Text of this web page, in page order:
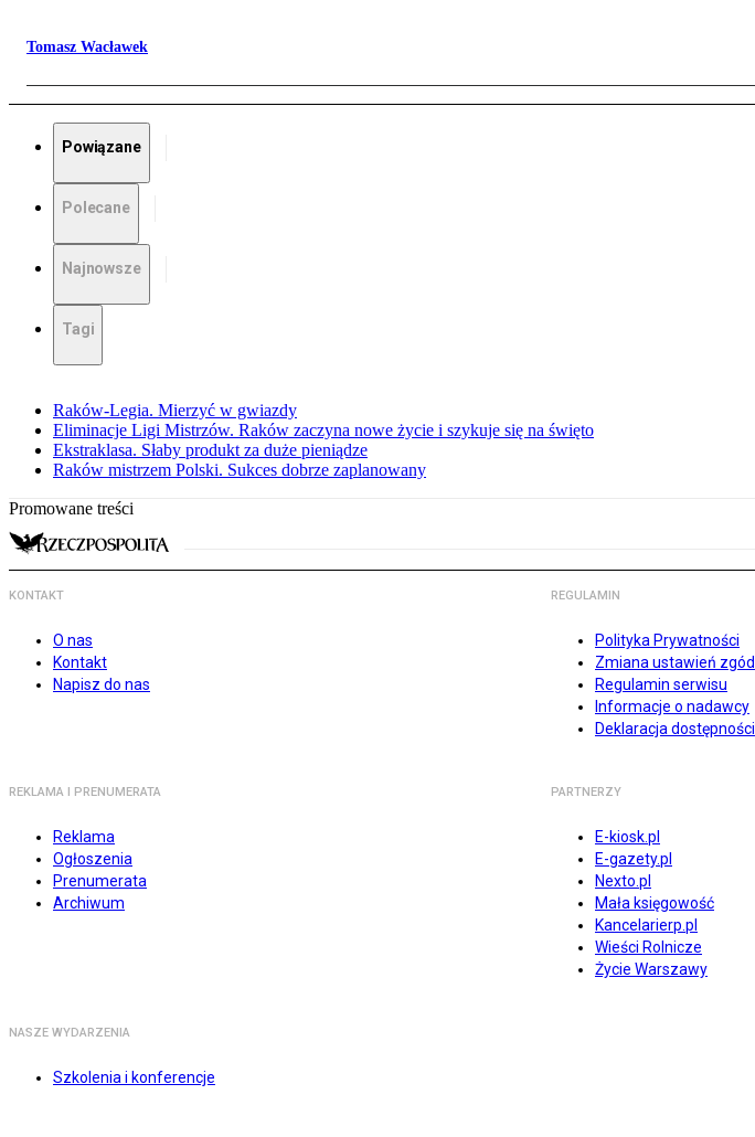
Tomasz Wacławek
Powiązane
Polecane
Najnowsze
Tagi
Raków-Legia. Mierzyć w gwiazdy
Eliminacje Ligi Mistrzów. Raków zaczyna nowe życie i szykuje się na święto
Ekstraklasa. Słaby produkt za duże pieniądze
Raków mistrzem Polski. Sukces dobrze zaplanowany
Promowane treści
KONTAKT
O nas
Kontakt
Napisz do nas
REGULAMIN
Polityka Prywatności
Zmiana ustawień zgód
Regulamin serwisu
Informacje o nadawcy
Deklaracja dostępności
REKLAMA I PRENUMERATA
Reklama
Ogłoszenia
Prenumerata
Archiwum
PARTNERZY
E-kiosk.pl
E-gazety.pl
Nexto.pl
Mała księgowość
Kancelarierp.pl
Wieści Rolnicze
Życie Warszawy
NASZE WYDARZENIA
Szkolenia i konferencje